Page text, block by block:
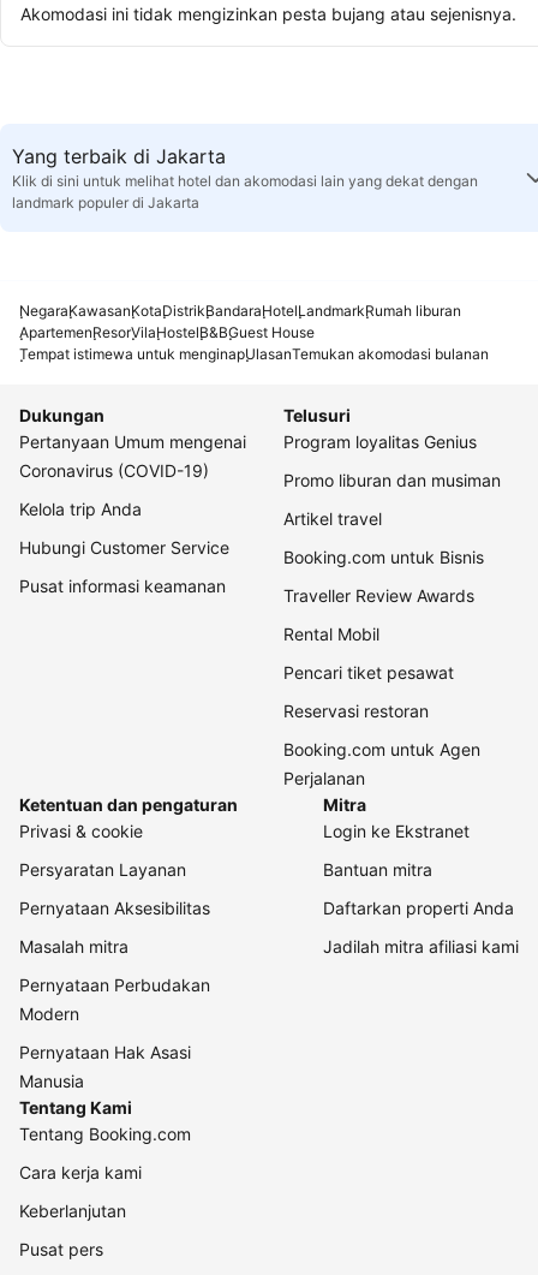
Akomodasi ini tidak mengizinkan pesta bujang atau sejenisnya.
Yang terbaik di Jakarta
Klik di sini untuk melihat hotel dan akomodasi lain yang dekat dengan
landmark populer di Jakarta
NegaraKawasanKotaDistrikBandaraHotelLandmarkRumah liburan
ApartemenResorVilaHostelB&BGuest House
Tempat istimewa untuk menginapUlasanTemukan akomodasi bulanan
Dukungan
Pertanyaan Umum mengenai
Coronavirus (COVID-19)
Kelola trip Anda
Hubungi Customer Service
Pusat informasi keamanan
Telusuri
Program loyalitas Genius
Promo liburan dan musiman
Artikel travel
Booking.com untuk Bisnis
Traveller Review Awards
Rental Mobil
Pencari tiket pesawat
Reservasi restoran
Booking.com untuk Agen
Perjalanan
Ketentuan dan pengaturan
Privasi & cookie
Persyaratan Layanan
Pernyataan Aksesibilitas
Masalah mitra
Pernyataan Perbudakan
Modern
Pernyataan Hak Asasi
Manusia
Mitra
Login ke Ekstranet
Bantuan mitra
Daftarkan properti Anda
Jadilah mitra afiliasi kami
Tentang Kami
Tentang Booking.com
Cara kerja kami
Keberlanjutan
Pusat pers